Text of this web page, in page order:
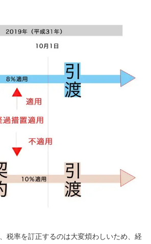
税率を訂正するのは大変煩わしいため、経